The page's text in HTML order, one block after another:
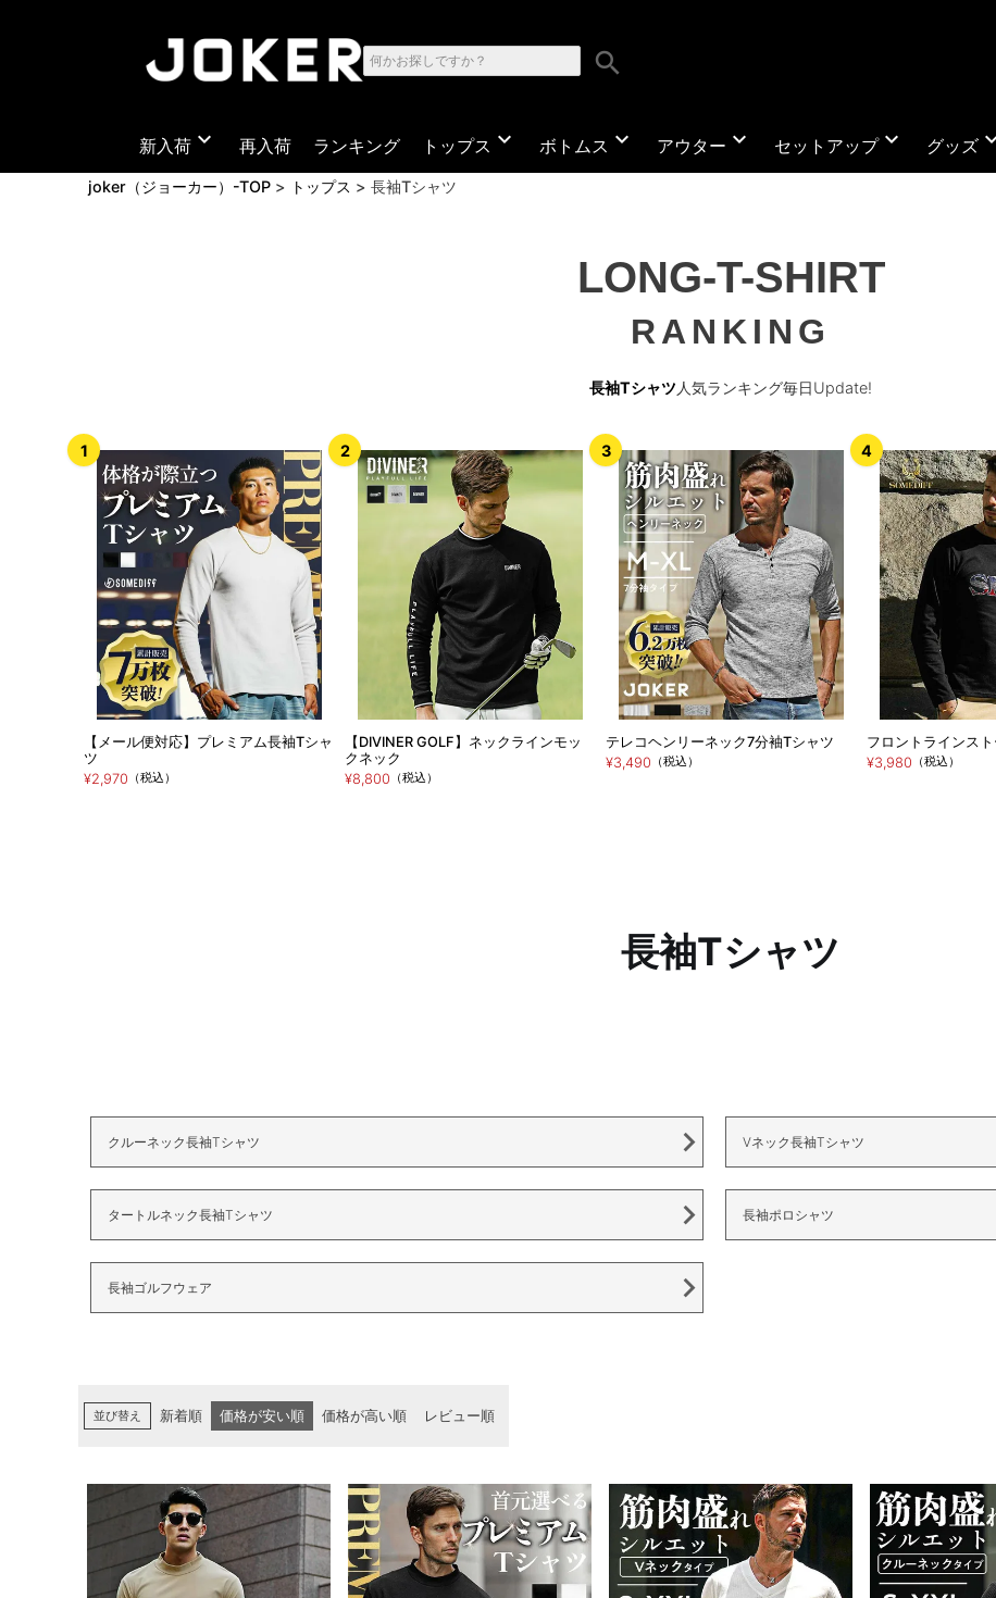
search
新入荷 expand_more 再入荷 ランキング トップス expand_more ボトムス expand_more アウター expand_more セットアップexpand_more グッズ
joker（ジョーカー）-TOP トップス 長袖Tシャツ
LONG-T-SHIRT
RANKING
長袖Tシャツ 人気ランキング毎日Update!
【メール便対応】プレミアム長袖Tシャ
ツ
¥2,970 （税込）
【DIVINER GOLF】ネックラインモッ
クネック
¥8,800 （税込）
テレコヘンリーネック7分袖Tシャツ
¥3,490 （税込）
フロントラインス
¥3,980 （税込）
長袖Tシャツ
クルーネック長袖Tシャツ Vネック長袖Tシャツ
タートルネック長袖Tシャツ 長袖ポロシャツ
長袖ゴルフウェア
並び替え 新着順 価格が安い順 価格が高い順 レビュー順